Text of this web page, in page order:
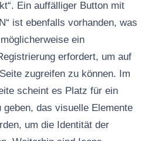
Ein auffälliger Button mit
ist ebenfalls vorhanden, was
ein
erfordert, um auf
zugreifen zu können. Im
scheint es Platz für ein
geben, das visuelle Elemente
um die Identität der